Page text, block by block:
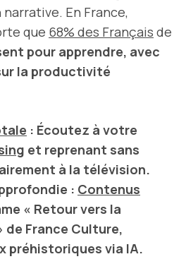
En France,
que 68% des Français de
pour apprendre, avec
la productivité
: Écoutez à votre
et reprenant sans
à la télévision.
: Contenus
« Retour vers la
de France Culture,
préhistoriques via IA.